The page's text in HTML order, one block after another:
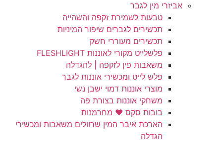
אביזרי מין לגבר
טבעות לשמירת זקפה והשהייה
תכשירים לגברים שיפור המיניות
תכשירים מעוררי חשק
פלשלייט מקורי לאוננות FLESHLIGHT
משאבות פין לזקפה | להגדלה
פלש לייט ומכשירי אוננות לגבר
מוצרי אוננות דמוי ישבן נשי
משחקי אוננות בצורת פה
בובות סקס ❤️ מחרמנות
הארכת איבר המין שרוולים משאבות ומכשירי
הגדלה